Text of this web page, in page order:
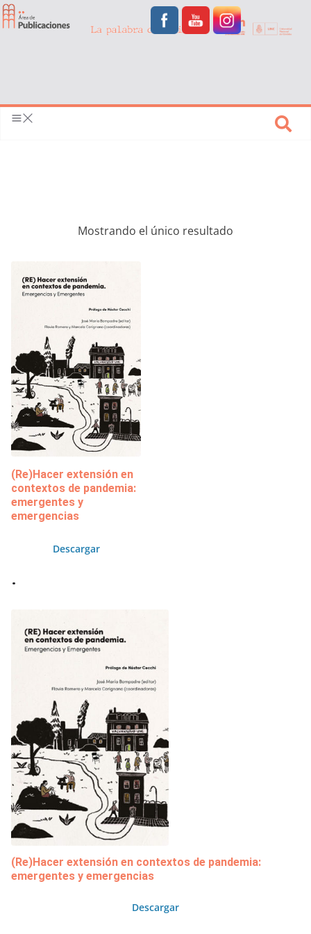
Mostrando el único resultado
(Re)Hacer extensión en
contextos de pandemia:
emergentes y
emergencias
Descargar
.
(Re)Hacer extensión en contextos de pandemia:
emergentes y emergencias
Descargar